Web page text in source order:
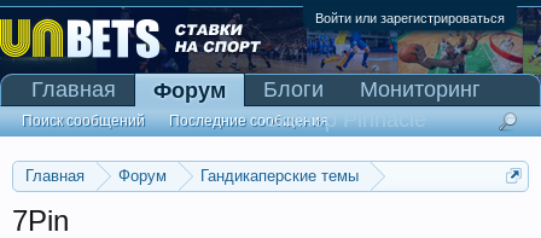
Войти или зарегистрироваться
Главная Форум
Гандикаперские темы
7Pin
Главная Форум
Поиск сообщений Последние сообщения
Блоги
Мониторинг
Сканер Pinnacle